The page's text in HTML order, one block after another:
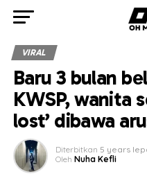
VIRAL
Baru 3 bulan
KWSP, wanita
lost’ dibawa
Diterbitkan 5 years
Oleh Nuha Kefli